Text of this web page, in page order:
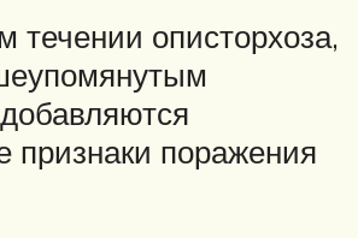
течении описторхоза,
признаки поражения